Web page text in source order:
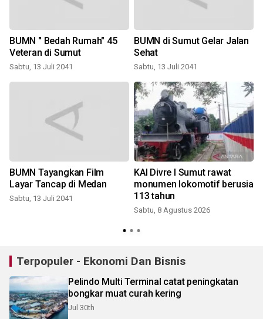
BUMN " Bedah Rumah" 45
Veteran di Sumut
Sabtu, 13 Juli 2041
BUMN di Sumut Gelar Jalan
Sehat
Sabtu, 13 Juli 2041
BUMN Tayangkan Film
Layar Tancap di Medan
Sabtu, 13 Juli 2041
KAI Divre I Sumut rawat
monumen lokomotif berusia
113 tahun
Sabtu, 8 Agustus 2026
Terpopuler - Ekonomi Dan Bisnis
Pelindo Multi Terminal catat peningkatan
bongkar muat curah kering
Jul 30th